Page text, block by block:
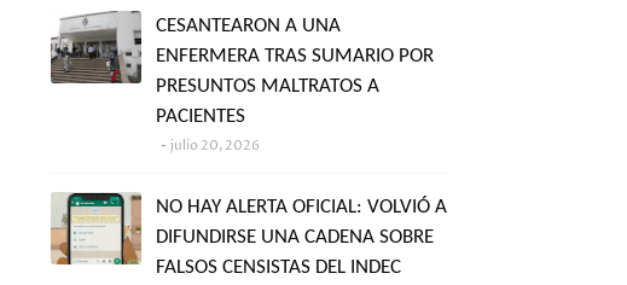
CESANTEARON A UNA
ENFERMERA TRAS SUMARIO POR
PRESUNTOS MALTRATOS A
PACIENTES
julio 20, 2026
NO HAY ALERTA OFICIAL: VOLVIÓ A
DIFUNDIRSE UNA CADENA SOBRE
FALSOS CENSISTAS DEL INDEC